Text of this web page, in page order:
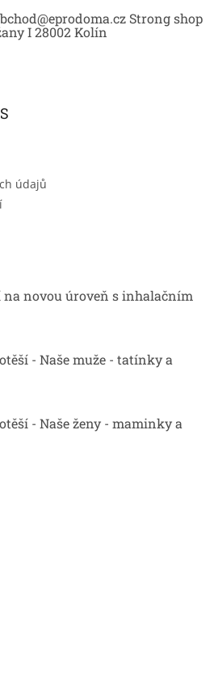
Strong shop
I 28002 Kolín
údajů
na novou úroveň s inhalačním
- Naše muže - tatínky a
- Naše ženy - maminky a